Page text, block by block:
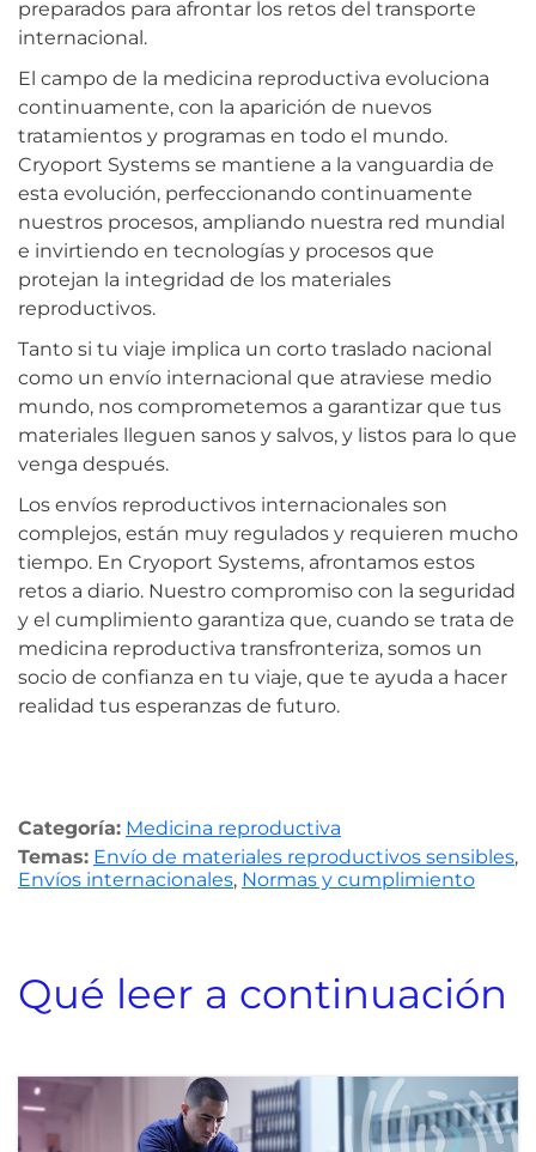
preparados para afrontar los retos del transporte
internacional.
El campo de la medicina reproductiva evoluciona
continuamente, con la aparición de nuevos
tratamientos y programas en todo el mundo.
Cryoport Systems se mantiene a la vanguardia de
esta evolución, perfeccionando continuamente
nuestros procesos, ampliando nuestra red mundial
e invirtiendo en tecnologías y procesos que
protejan la integridad de los materiales
reproductivos.
Tanto si tu viaje implica un corto traslado nacional
como un envío internacional que atraviese medio
mundo, nos comprometemos a garantizar que tus
materiales lleguen sanos y salvos, y listos para lo que
venga después.
Los envíos reproductivos internacionales son
complejos, están muy regulados y requieren mucho
tiempo. En Cryoport Systems, afrontamos estos
retos a diario. Nuestro compromiso con la seguridad
y el cumplimiento garantiza que, cuando se trata de
medicina reproductiva transfronteriza, somos un
socio de confianza en tu viaje, que te ayuda a hacer
realidad tus esperanzas de futuro.
Categoría: Medicina reproductiva
Temas: Envío de materiales reproductivos sensibles,
Envíos internacionales, Normas y cumplimiento
Qué leer a continuación